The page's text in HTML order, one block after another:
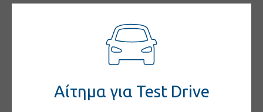
Αίτημα για Test Drive